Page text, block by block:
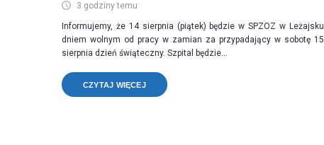
3 godziny temu
Informujemy, że 14 sierpnia (piątek) będzie w SPZOZ w Leżajsku
dniem wolnym od pracy w zamian za przypadający w sobotę 15
sierpnia dzień świąteczny. Szpital będzie...
CZYTAJ WIĘCEJ